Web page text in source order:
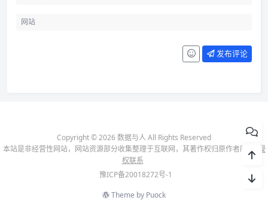
发布评论
Copyright © 2026 数据与人 All Rights Reserved
本站是非经营性网站，网站资源部分收集整理于互联网，其著作权归原作者所有-
侵
权联系
豫ICP备20018272号-1
Theme by Puock